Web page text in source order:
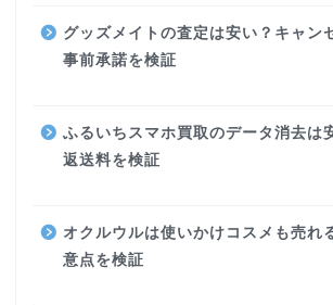
グッズメイトの査定は安い？キャン
事前承諾を検証
ふるいちスマホ買取のデータ消去は
返送料を検証
オクルウルは使いかけコスメも売れ
意点を検証